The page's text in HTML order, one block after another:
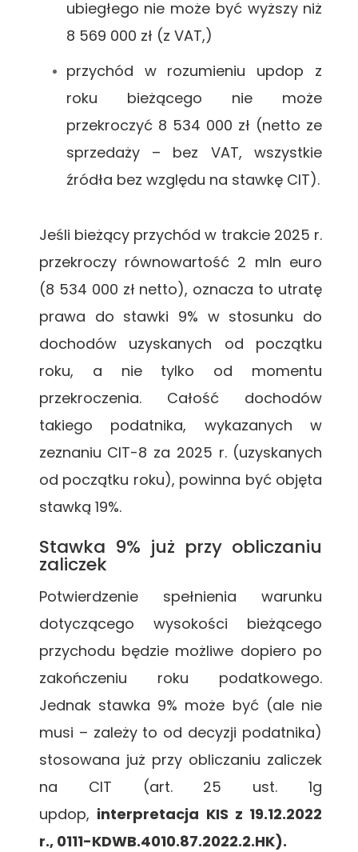
ubiegłego nie może być wyższy niż
8 569 000 zł (z VAT,)
przychód w rozumieniu updop z
roku bieżącego nie może
przekroczyć 8 534 000 zł (netto ze
sprzedaży – bez VAT, wszystkie
źródła bez względu na stawkę CIT).
Jeśli bieżący przychód w trakcie 2025 r.
przekroczy równowartość 2 mln euro
(8 534 000 zł netto), oznacza to utratę
prawa do stawki 9% w stosunku do
dochodów uzyskanych od początku
roku, a nie tylko od momentu
przekroczenia. Całość dochodów
takiego podatnika, wykazanych w
zeznaniu CIT-8 za 2025 r. (uzyskanych
od początku roku), powinna być objęta
stawką 19%.
Stawka 9% już przy obliczaniu
zaliczek
Potwierdzenie spełnienia warunku
dotyczącego wysokości bieżącego
przychodu będzie możliwe dopiero po
zakończeniu roku podatkowego.
Jednak stawka 9% może być (ale nie
musi – zależy to od decyzji podatnika)
stosowana już przy obliczaniu zaliczek
na CIT (art. 25 ust. 1g
updop, interpretacja KIS z 19.12.2022
r., 0111-KDWB.4010.87.2022.2.HK).